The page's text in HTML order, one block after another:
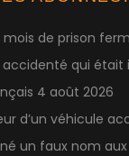
mois de prison
qui était
4 août 2026
d’un véhicule
un faux nom